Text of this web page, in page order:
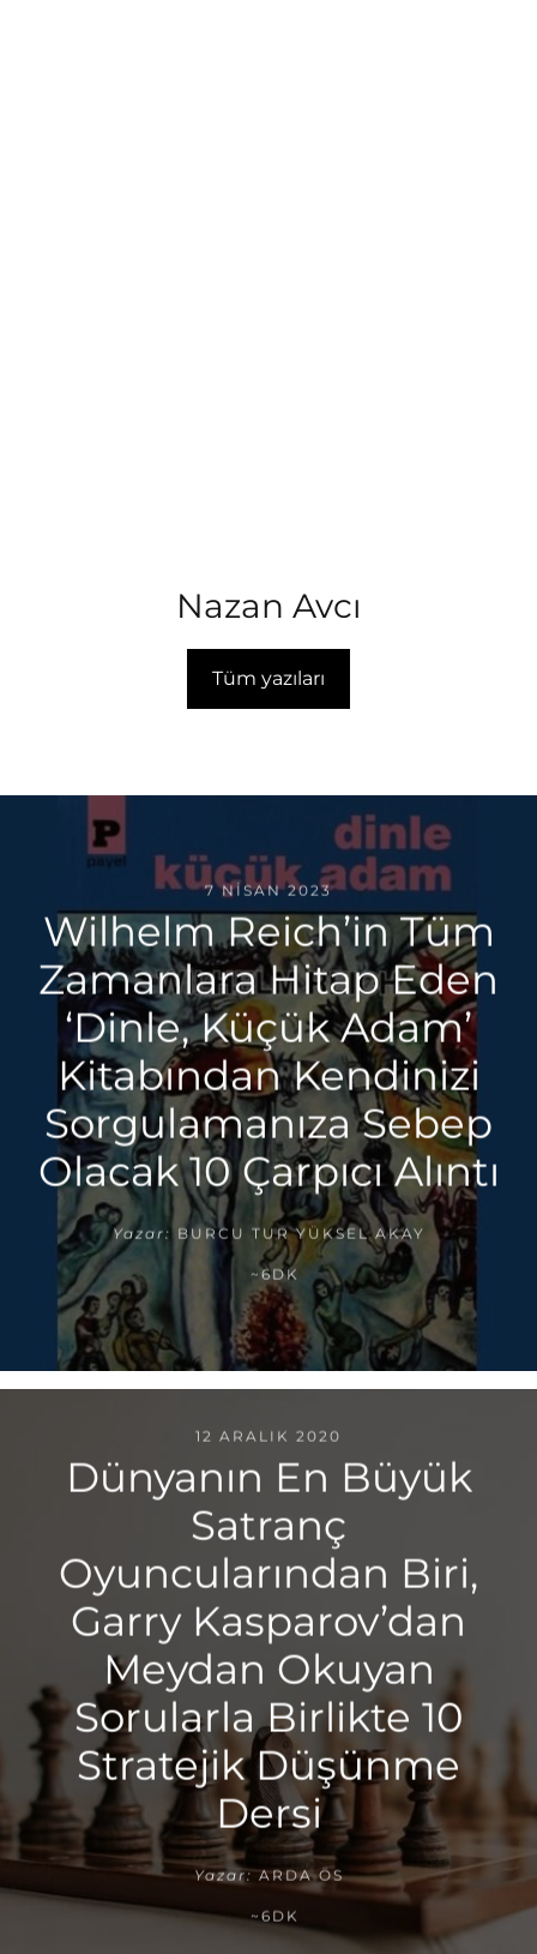
Nazan Avcı
Tüm yazıları
7 NISAN 2023
Wilhelm Reich’in Tüm
Zamanlara Hitap Eden
‘Dinle, Küçük Adam’
Kitabından Kendinizi
Sorgulamanıza Sebep
Olacak 10 Çarpıcı Alıntı
Yazar: BURCU TUR YÜKSEL AKAY
~6DK
12 ARALIK 2020
Dünyanın En Büyük
Satranç
Oyuncularından Biri,
Garry Kasparov’dan
Meydan Okuyan
Sorularla Birlikte 10
Stratejik Düşünme
Dersi
Yazar: ARDA ÖS
~6DK